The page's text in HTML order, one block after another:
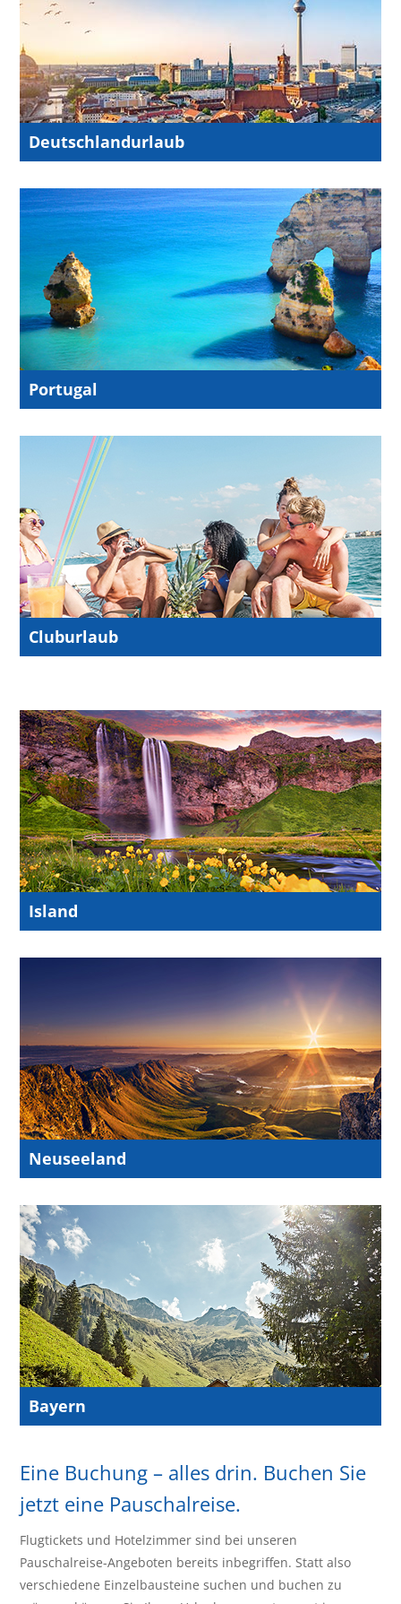
Deutschlandurlaub
Portugal
Cluburlaub
Island
Neuseeland
Bayern
Eine Buchung – alles drin. Buchen Sie
jetzt eine Pauschalreise.
Flugtickets und Hotelzimmer sind bei unseren
Pauschalreise-Angeboten bereits inbegriffen. Statt also
verschiedene Einzelbausteine suchen und buchen zu